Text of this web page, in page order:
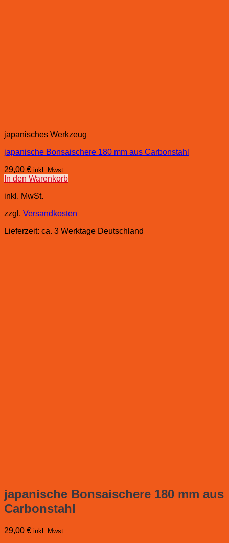
japanisches Werkzeug
japanische Bonsaischere 180 mm aus Carbonstahl
29,00 € inkl. Mwst.
In den Warenkorb
inkl. MwSt.
zzgl. Versandkosten
Lieferzeit: ca. 3 Werktage Deutschland
japanische Bonsaischere 180 mm aus
Carbonstahl
29,00 € inkl. Mwst.